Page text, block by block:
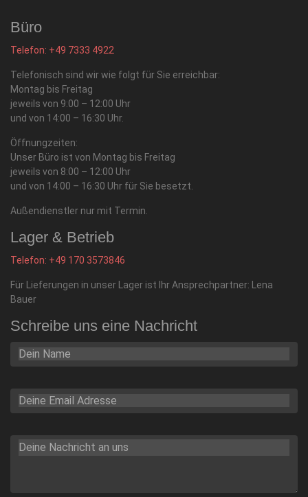
Büro
Telefon: +49 7333 4922
Telefonisch sind wir wie folgt für Sie erreichbar:
Montag bis Freitag
jeweils von 9:00 – 12:00 Uhr
und von 14:00 – 16:30 Uhr.
Öffnungzeiten:
Unser Büro ist von Montag bis Freitag
jeweils von 8:00 – 12:00 Uhr
und von 14:00 – 16:30 Uhr für Sie besetzt.
Außendienstler nur mit Termin.
Lager & Betrieb
Telefon: +49 170 3573846
Für Lieferungen in unser Lager ist Ihr Ansprechpartner: Lena
Bauer
Schreibe uns eine Nachricht